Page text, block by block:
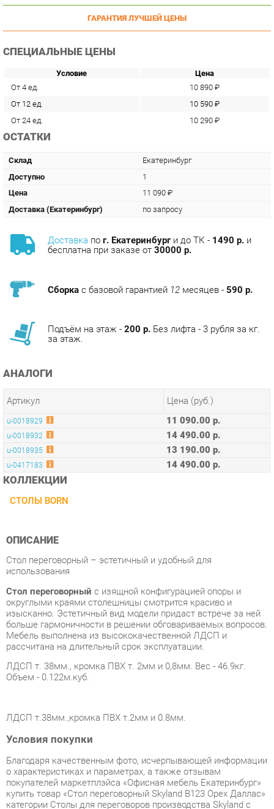
Условие
10 590 ₽
От 24 ед.
10 290 ₽
ОСТАТКИ
Склад
Цена
11 090 ₽
Доставка (Екатеринбург)
по запросу
Доставкапог. Екатеринбурги до ТК -
бесплатна при заказе от
30000 р.
Сборкас базовой гарантией12месяцев -
Подъём на этаж -200 р.Без лифта - 3 рубля за кг.
АНАЛОГИ
u-0018932 14 490.00 р.
13 190.00 р.
u-0417183 14 490.00 р.
КОЛЛЕКЦИИ
СТОЛЫ BORN
ОПИСАНИЕ
Стол переговорный
округлыми краями столешницы смотрится красиво и
изысканно. Эстетичный вид модели придаст встрече за ней
больше гармоничности в решении обговариваемых вопросов.
Мебель выполнена из высококачественной ЛДСП и
рассчитана на длительный срок эксплуатации.
ЛДСП т. 38мм., кромка ПВХ т. 2мм и 0,8мм. Вес - 46.9кг.
Объем - 0.122м.куб.
ЛДСП т.38мм.,кромка ПВХ т.2мм и 0.8мм.
о характеристиках и параметрах, а также отзывам
купить товар «Стол переговорный Skyland В123 Орех Даллас»
доставкой из Екатеринбурга по цене со скидкой и гарантией
от производителя не составит труда.
Мы отправляем заказы в доставку ежедневно. Товары из
ассортимента в наличии на складе в Екатеринбурге вы